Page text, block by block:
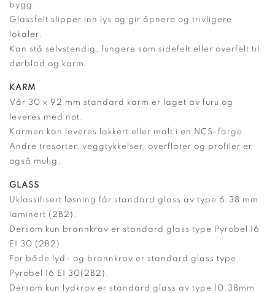
bygg.
Glassfelt slipper inn lys og gir åpnere og trivligere
lokaler.
Kan stå selvstendig, fungere som sidefelt eller overfelt til
dørblad og karm.
KARM
Vår 30 x 92 mm standard karm er laget av furu og
leveres med not.
Karmen kan leveres lakkert eller malt i en NCS-farge.
Andre tresorter, veggtykkelser, overflater og profiler er
også mulig.
GLASS
Uklassifisert løsning får standard glass av type 6.38 mm
laminert (2B2).
Dersom kun brannkrav er standard glass type Pyrobel 16
EI 30 (2B2).
For både lyd- og brannkrav er standard glass type
Pyrobel 16 EI 30(2B2).
Dersom kun lydkrav er standard glass av type 10.38mm